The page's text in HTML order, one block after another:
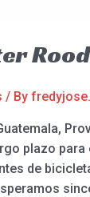
/ By
plazo
de